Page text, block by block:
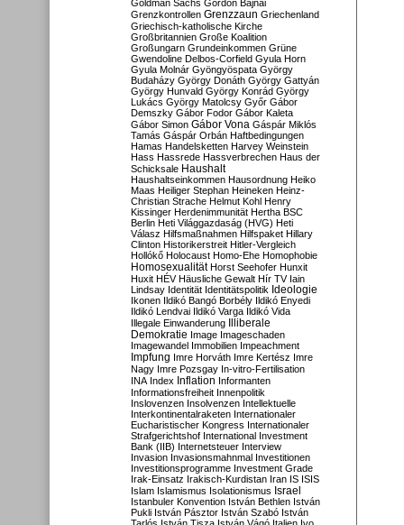
Goldman Sachs Gordon Bajnai
Grenzkontrollen Grenzzaun Griechenland
Griechisch-katholische Kirche
Großbritannien Große Koalition
Großungarn Grundeinkommen Grüne
Gwendoline Delbos-Corfield Gyula Horn
Gyula Molnár Gyöngyöspata György
Budaházy György Donáth György Gattyán
György Hunvald György Konrád György
Lukács György Matolcsy Győr Gábor
Demszky Gábor Fodor Gábor Kaleta
Gábor Simon Gábor Vona Gáspár Miklós
Tamás Gáspár Orbán Haftbedingungen
Hamas Handelsketten Harvey Weinstein
Hass Hassrede Hassverbrechen Haus der
Schicksale Haushalt
Haushaltseinkommen Hausordnung Heiko
Maas Heiliger Stephan Heineken Heinz-
Christian Strache Helmut Kohl Henry
Kissinger Herdenimmunität Hertha BSC
Berlin Heti Világgazdaság (HVG) Heti
Válasz Hilfsmaßnahmen Hilfspaket Hillary
Clinton Historikerstreit Hitler-Vergleich
Hollókő Holocaust Homo-Ehe Homophobie
Homosexualität Horst Seehofer Hunxit
Huxit HÉV Häusliche Gewalt Hír TV Iain
Lindsay Identität Identitätspolitik Ideologie
Ikonen Ildikó Bangó Borbély Ildikó Enyedi
Ildikó Lendvai Ildikó Varga Ildikó Vida
Illegale Einwanderung Illiberale
Demokratie Image Imageschaden
Imagewandel Immobilien Impeachment
Impfung Imre Horváth Imre Kertész Imre
Nagy Imre Pozsgay In-vitro-Fertilisation
INA Index Inflation Informanten
Informationsfreiheit Innenpolitik
Inslovenzen Insolvenzen Intellektuelle
Interkontinentalraketen Internationaler
Eucharistischer Kongress Internationaler
Strafgerichtshof International Investment
Bank (IIB) Internetsteuer Interview
Invasion Invasionsmahnmal Investitionen
Investitionsprogramme Investment Grade
Irak-Einsatz Irakisch-Kurdistan Iran IS ISIS
Islam Islamismus Isolationismus Israel
Istanbuler Konvention István Bethlen István
Pukli István Pásztor István Szabó István